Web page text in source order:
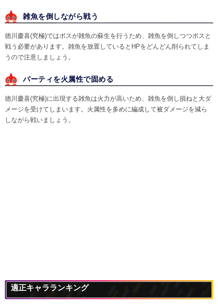
雑魚を倒しながら戦う
徳川慶喜(究極)ではボスが雑魚の蘇生を行うため、雑魚を倒しつつボスと
戦う必要があります。雑魚を放置しているとHPをどんどん削られてしま
うので注意しましょう。
パーティを火属性で固める
徳川慶喜(究極)に出現する雑魚は火力が高いため、雑魚を倒し損ねと大ダ
メージを受けてしまいます。火属性を多めに編成して被ダメージを減ら
しながら戦いましょう。
適正キャラランキング